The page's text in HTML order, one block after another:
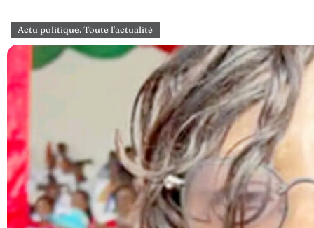
Actu politique,Toute l'actualité